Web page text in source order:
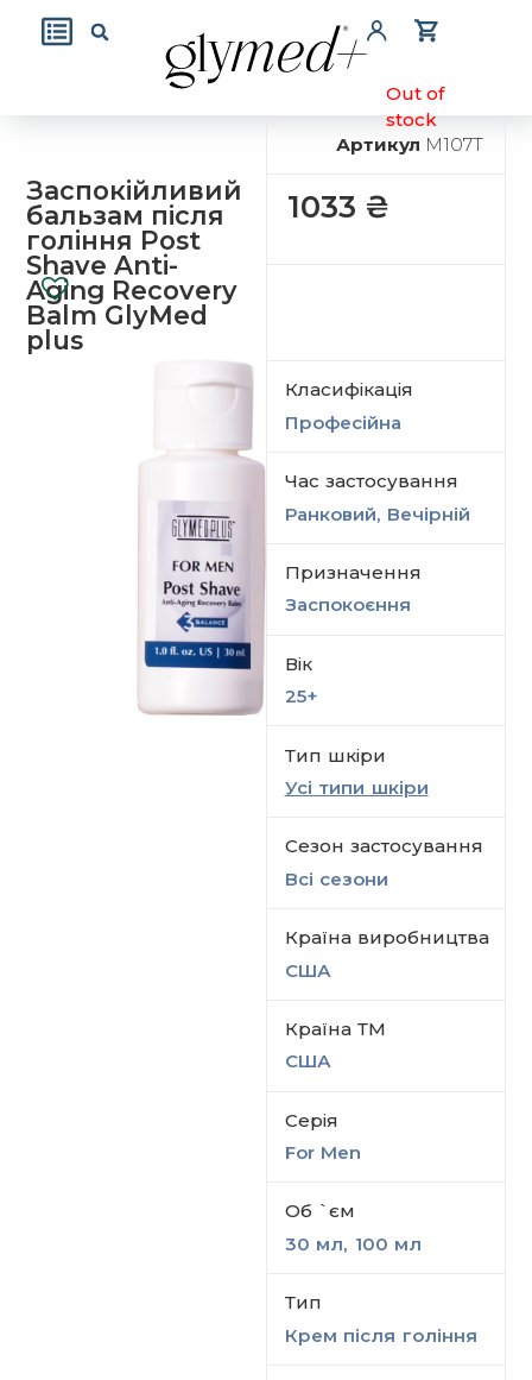
Заспокійливий
бальзам після
гоління Post
Shave Anti-
Aging Recovery
Balm GlyMed
plus
Артикул M107T
1033 ₴
Out of
stock
Класифікація
Професійна
Час застосування
Ранковий, Вечірній
Призначення
Заспокоєння
Вік
25+
Тип шкіри
Усі типи шкіри
Сезон застосування
Всi сезони
Країна виробництва
США
Країна ТМ
США
Серiя
For Men
Об `єм
30 мл, 100 мл
Тип
Крем після гоління